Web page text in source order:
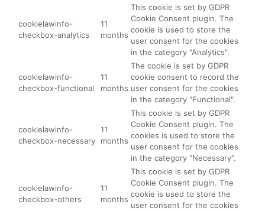
cookielawinfo-
checkbox-analytics
11
months
This cookie is set by GDPR
Cookie Consent plugin. The
cookie is used to store the
user consent for the cookies
in the category "Analytics".
cookielawinfo-
checkbox-functional
11
months
The cookie is set by GDPR
cookie consent to record the
user consent for the cookies
in the category "Functional".
cookielawinfo-
checkbox-necessary
11
months
This cookie is set by GDPR
Cookie Consent plugin. The
cookies is used to store the
user consent for the cookies
in the category "Necessary".
cookielawinfo-
checkbox-others
11
months
This cookie is set by GDPR
Cookie Consent plugin. The
cookie is used to store the
user consent for the cookies